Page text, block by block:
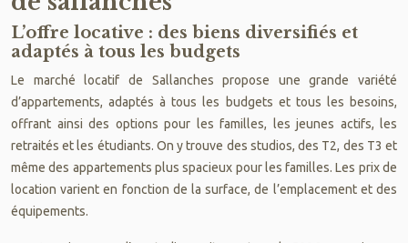
L’offre locative : des biens diversifiés et
adaptés à tous les budgets
Le marché locatif de Sallanches propose une grande variété
d’appartements, adaptés à tous les budgets et tous les besoins,
offrant ainsi des options pour les familles, les jeunes actifs, les
retraités et les étudiants. On y trouve des studios, des T2, des T3 et
même des appartements plus spacieux pour les familles. Les prix de
location varient en fonction de la surface, de l’emplacement et des
équipements.